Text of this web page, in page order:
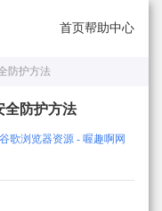
首页帮助中心
防护方法
全防护方法
歌浏览器资源 - 喔趣啊网